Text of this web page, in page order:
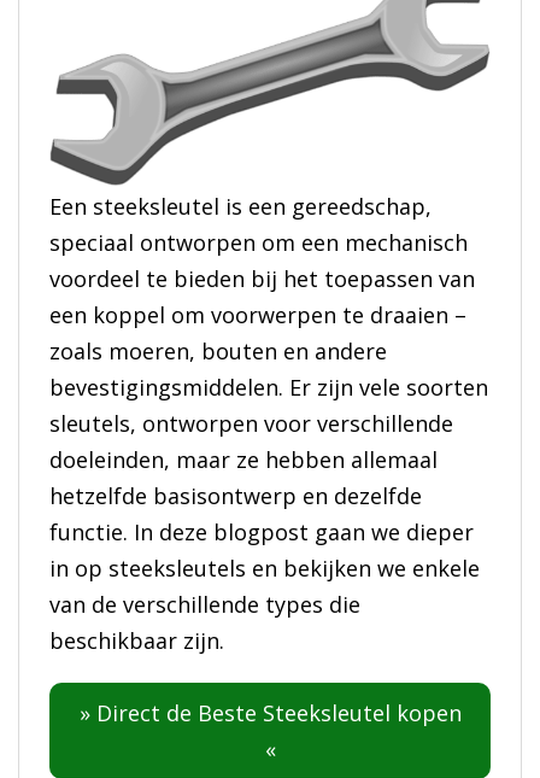
Een steeksleutel is een gereedschap,
speciaal ontworpen om een mechanisch
voordeel te bieden bij het toepassen van
een koppel om voorwerpen te draaien –
zoals moeren, bouten en andere
bevestigingsmiddelen. Er zijn vele soorten
sleutels, ontworpen voor verschillende
doeleinden, maar ze hebben allemaal
hetzelfde basisontwerp en dezelfde
functie. In deze blogpost gaan we dieper
in op steeksleutels en bekijken we enkele
van de verschillende types die
beschikbaar zijn.
» Direct de Beste Steeksleutel kopen
«